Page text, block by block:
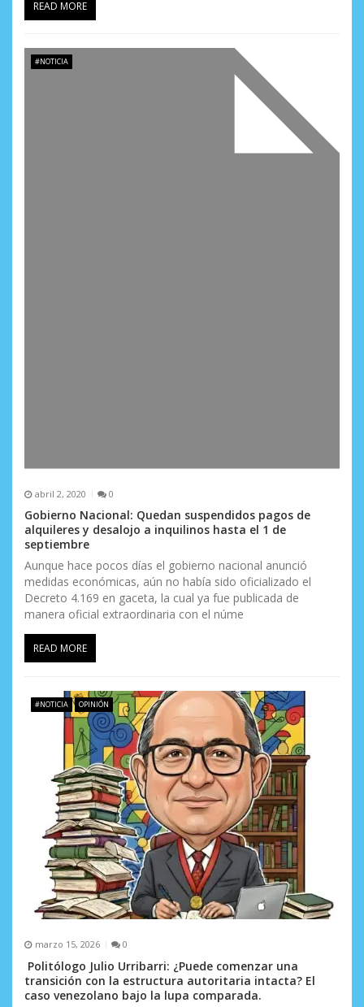
READ MORE
#NOTICIA
abril 2, 2020 0
Gobierno Nacional: Quedan suspendidos pagos de
alquileres y desalojo a inquilinos hasta el 1 de
septiembre
Aunque hace pocos días el gobierno nacional anunció
medidas económicas, aún no había sido oficializado el
Decreto 4.169 en gaceta, la cual ya fue publicada de
manera oficial extraordinaria con el núme
READ MORE
#NOTICIA OPINIÓN
marzo 15, 2026 0
Politólogo Julio Urribarri: ¿Puede comenzar una
transición con la estructura autoritaria intacta? El
caso venezolano bajo la lupa comparada.